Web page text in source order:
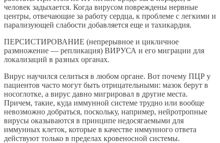
человек задыхается. Когда вирусом повреждены нервные
центры, отвечающие за работу сердца, к проблеме с легкими и
парализующей слабости добавляется еще и тахикардия.
ПЕРСИСТИРОВАНИЕ (непрерывное и цикличное
размножение — репликация) ВИРУСА и его миграции для
локализаций в разных органах.
Вирус научился селиться в любом органе. Вот почему ПЦР у
пациентов часто могут быть отрицательными: мазок берут в
носоглотке, а вирус давно мигрировал в другие места.
Причем, такие, куда иммунной системе трудно или вообще
невозможно добраться, поскольку, например, нейротропные
вирусы оказываются в принципе недосягаемыми для
иммунных клеток, которые в качестве иммунного ответа
действуют только в пределах кровеносной системы.